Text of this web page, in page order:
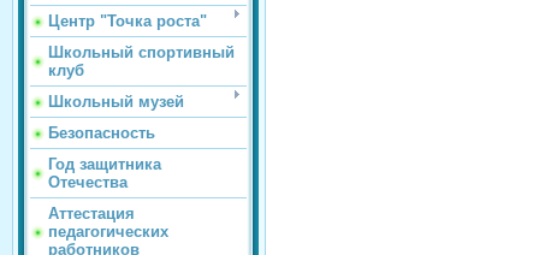
Центр "Точка роста"
Школьный спортивный
клуб
Школьный музей
Безопасность
Год защитника
Отечества
Аттестация
педагогических
работников